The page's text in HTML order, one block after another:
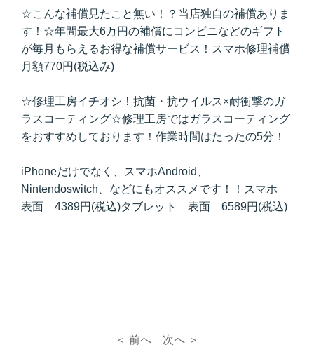
☆こんな補償見たこと無い！？当店独自の補償ありま
す！☆年間最大6万円の補償にコンビニなどのギフト
が毎月もらえるお得な補償サービス！スマホ修理補償
月額770円(税込み)
☆修理工房イチオシ！抗菌・抗ウイルス×耐衝撃のガ
ラスコーティング☆修理工房ではガラスコーティング
をおすすめしております！作業時間はたったの5分！
iPhoneだけでなく、スマホAndroid、
Nintendoswitch、などにもオススメです！！スマホ
表面 4389円(税込)タブレット 表面 6589円(税込)
＜ 前へ 次へ ＞